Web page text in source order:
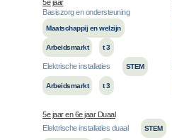
5e jaar
Basiszorg en ondersteuning
Maatschappij en welzijn
Arbeidsmarkt t 3
Elektrische installaties STEM
Arbeidsmarkt t 3
5e jaar en 6e jaar Duaal
Elektrische installaties duaal
STEM